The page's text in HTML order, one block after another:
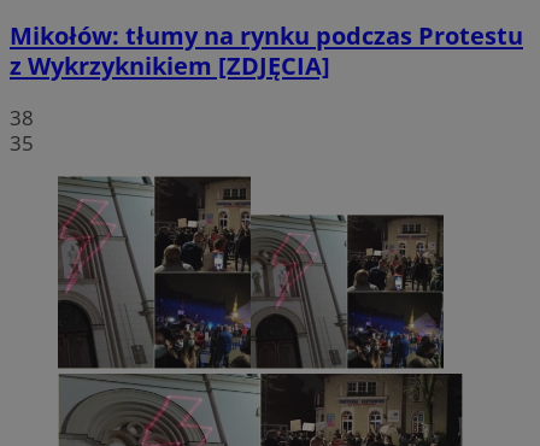
Mikołów: tłumy na rynku podczas Protestu
z Wykrzyknikiem [ZDJĘCIA]
38
35